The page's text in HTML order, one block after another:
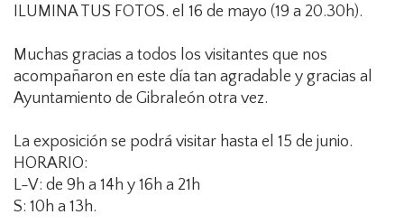
ILUMINA TUS FOTOS. el 16 de mayo (19 a 20.30h).
Muchas gracias a todos los visitantes que nos
acompañaron en este día tan agradable y gracias al
Ayuntamiento de Gibraleón otra vez.
La exposición se podrá visitar hasta el 15 de junio.
HORARIO:
L-V: de 9h a 14h y 16h a 21h
S: 10h a 13h.